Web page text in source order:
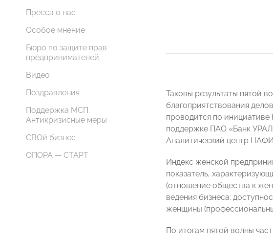
Пресса о нас
Особое мнение
Бюро по защите прав
предпринимателей
Видео
Поздравления
Поддержка МСП.
Антикризисные меры
СВОй бизнес
ОПОРА — СТАРТ
Таковы результаты пятой
благоприятствования
проводится по
поддержке ПАО «Банк
Аналитический центр
Индекс женской
показатель,
(отношение общества к
ведения бизнеса:
женщины
По итогам пятой волны